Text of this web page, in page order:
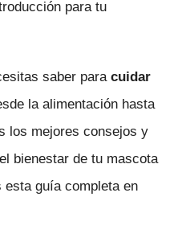
para tu
saber para cuidar
la alimentación hasta
los mejores consejos y
bienestar de tu mascota
esta guía completa en